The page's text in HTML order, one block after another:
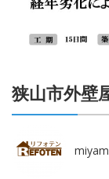
狭山市外壁